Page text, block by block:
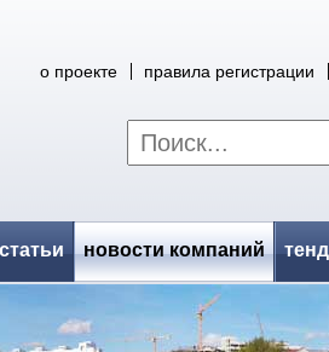
о проекте правила регистрации
статьи новости компаний